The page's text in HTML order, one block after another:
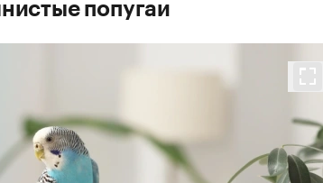
попугаи